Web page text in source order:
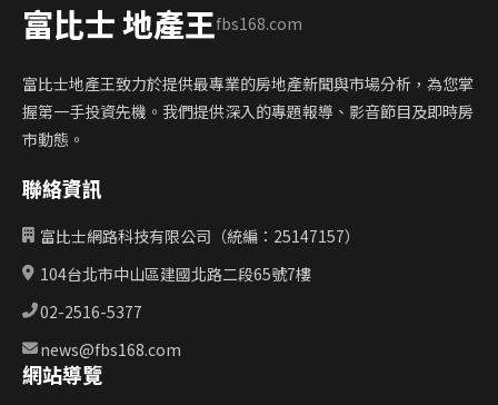
富比士 地產王fbs168.com
富比士地產王致力於提供最專業的房地產新聞與市場分析，為您掌
握第一手投資先機。我們提供深入的專題報導、影音節目及即時房
市動態。
聯絡資訊
富比士網路科技有限公司（統編：25147157）
104台北市中山區建國北路二段65號7樓
02-2516-5377
news@fbs168.com
網站導覽